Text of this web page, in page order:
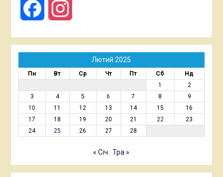
Facebook
Лютий 2025
Пн Вт Ср Чт Пт Сб
Нд
1
2
3
4 5 6 7 8
9
10
11 12 13 14 15
16
17
18 19 20 21 22
23
24
25 26 27 28
« Січ Тра »